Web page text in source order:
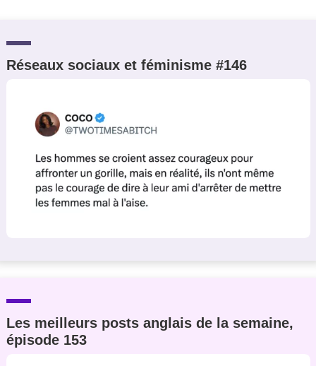
Réseaux sociaux et féminisme #146
Les meilleurs posts anglais de la semaine,
épisode 153